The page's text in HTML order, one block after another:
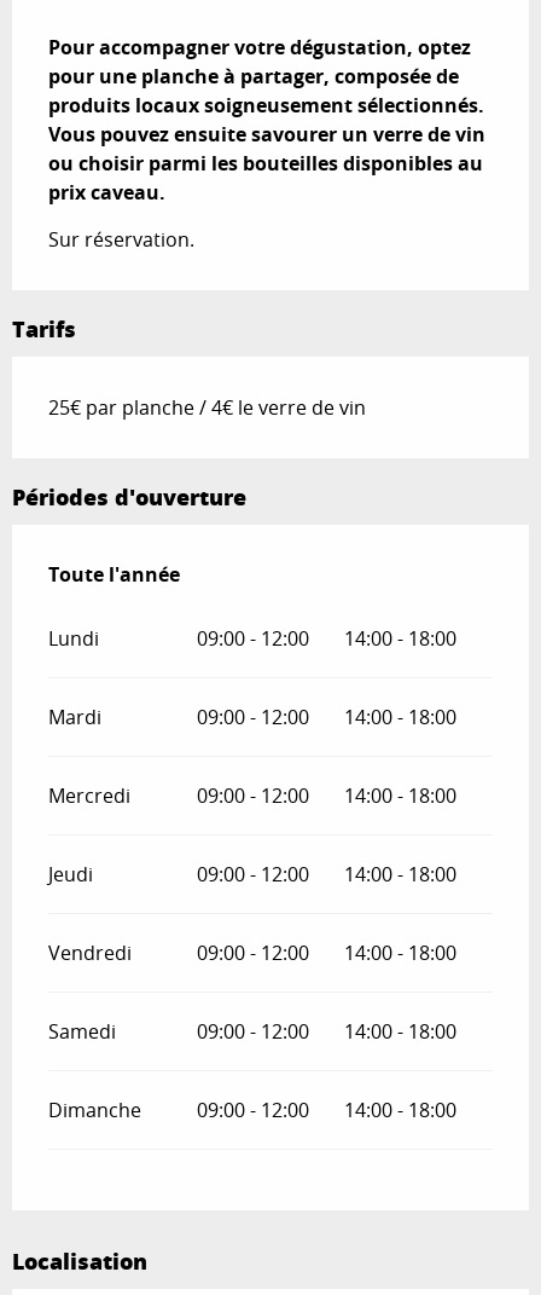
Pour accompagner votre dégustation, optez
pour une planche à partager, composée de
produits locaux soigneusement sélectionnés.
Vous pouvez ensuite savourer un verre de vin
ou choisir parmi les bouteilles disponibles au
prix caveau.
Sur réservation.
Tarifs
25€ par planche / 4€ le verre de vin
Périodes d'ouverture
Toute l'année
Toute l'année
Lundi 09:00 - 12:00 14:00 - 18:00
Mardi 09:00 - 12:00 14:00 - 18:00
Mercredi 09:00 - 12:00 14:00 - 18:00
Jeudi 09:00 - 12:00 14:00 - 18:00
Vendredi 09:00 - 12:00 14:00 - 18:00
Samedi 09:00 - 12:00 14:00 - 18:00
Dimanche 09:00 - 12:00 14:00 - 18:00
Localisation